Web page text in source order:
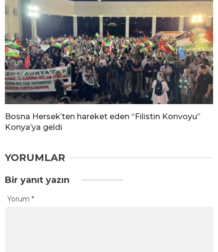
Bosna Hersek’ten hareket eden “Filistin Konvoyu”
Konya’ya geldi
YORUMLAR
Bir yanıt yazın
Yorum *